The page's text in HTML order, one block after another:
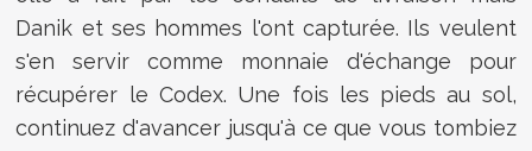
Danik et ses hommes l'ont capturée. Ils veulent
s'en servir comme monnaie d'échange pour
récupérer le Codex. Une fois les pieds au sol,
continuez d'avancer jusqu'à ce que vous tombiez